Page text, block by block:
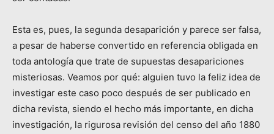
Esta es, pues, la segunda desaparición y parece ser falsa,
a pesar de haberse convertido en referencia obligada en
toda antología que trate de supuestas desapariciones
misteriosas. Veamos por qué: alguien tuvo la feliz idea de
investigar este caso poco después de ser publicado en
dicha revista, siendo el hecho más importante, en dicha
investigación, la rigurosa revisión del censo del año 1880